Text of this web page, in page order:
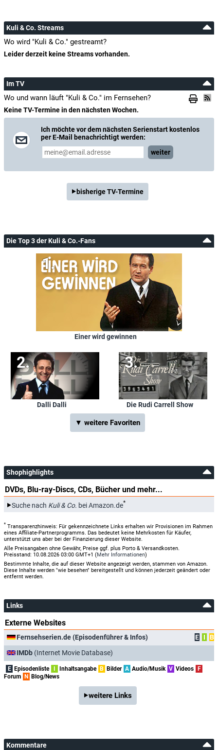
Kuli & Co. Streams
Wo wird "Kuli & Co." gestreamt?
Leider derzeit keine Streams vorhanden.
Im TV
Wo und wann läuft "Kuli & Co." im Fernsehen?
Keine TV-Termine in den nächsten Wochen.
Ich möchte vor dem nächsten Serienstart kostenlos
per E-Mail benachrichtigt werden:
weiter
bisherige TV-Termine
Die Top 3 der Kuli & Co.-Fans
Einer wird gewinnen
Dalli Dalli Die Rudi Carrell Show
▼ weitere Favoriten
Shophighlights
DVDs, Blu-ray-Discs, CDs, Bücher und mehr...
Suche nach Kuli & Co. bei Amazon.de*
* Transparenzhinweis: Für gekennzeichnete Links erhalten wir Provisionen im Rahmen
eines Affiliate-Partnerprogramms. Das bedeutet keine Mehrkosten für Käufer,
unterstützt uns aber bei der Finanzierung dieser Website.
Alle Preisangaben ohne Gewähr, Preise ggf. plus Porto & Versandkosten.
Preisstand: 10.08.2026 03:00 GMT+1 (Mehr Informationen)
Bestimmte Inhalte, die auf dieser Website angezeigt werden, stammen von Amazon.
Diese Inhalte werden "wie besehen" bereitgestellt und können jederzeit geändert oder
entfernt werden.
Links
Externe Websites
Fernsehserien.de (Episodenführer & Infos) E I
B
IMDb (Internet Movie Database)
E Episodenliste I Inhaltsangabe B Bilder A Audio/Musik V Videos F
Forum N Blog/News
weitere Links
Kommentare